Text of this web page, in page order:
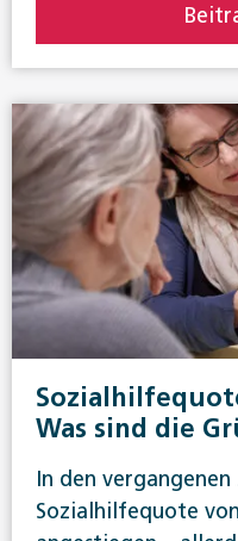
Was sind die
In den
Sozialhilfequote